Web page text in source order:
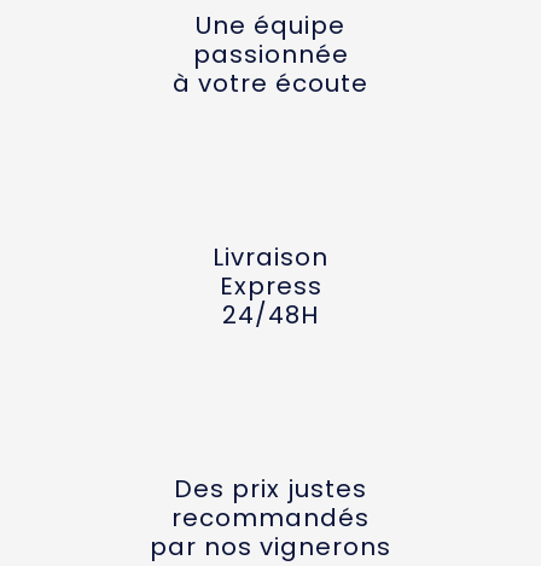
Une équipe
passionnée
à votre écoute
Livraison
Express
24/48H
Des prix justes
recommandés
par nos vignerons